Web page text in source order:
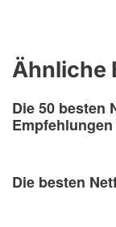
Ähnliche
Die 50 besten
Die besten